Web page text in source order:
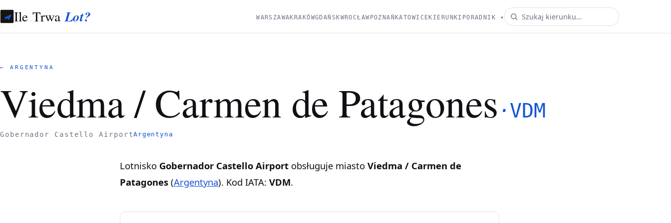
Ile TrwaLot? WARSZAWAKRAKÓWGDAŃSKWROCŁAW POZNAŃKATOWICEKIERUNKI PORADNIK ▾
← ARGENTYNA
Viedma / Carmen de Patagones ·VDM
Gobernador Castello AirportArgentyna
Lotnisko Gobernador Castello Airport obsługuje miasto Viedma / Carmen de
Patagones (Argentyna). Kod IATA: VDM.